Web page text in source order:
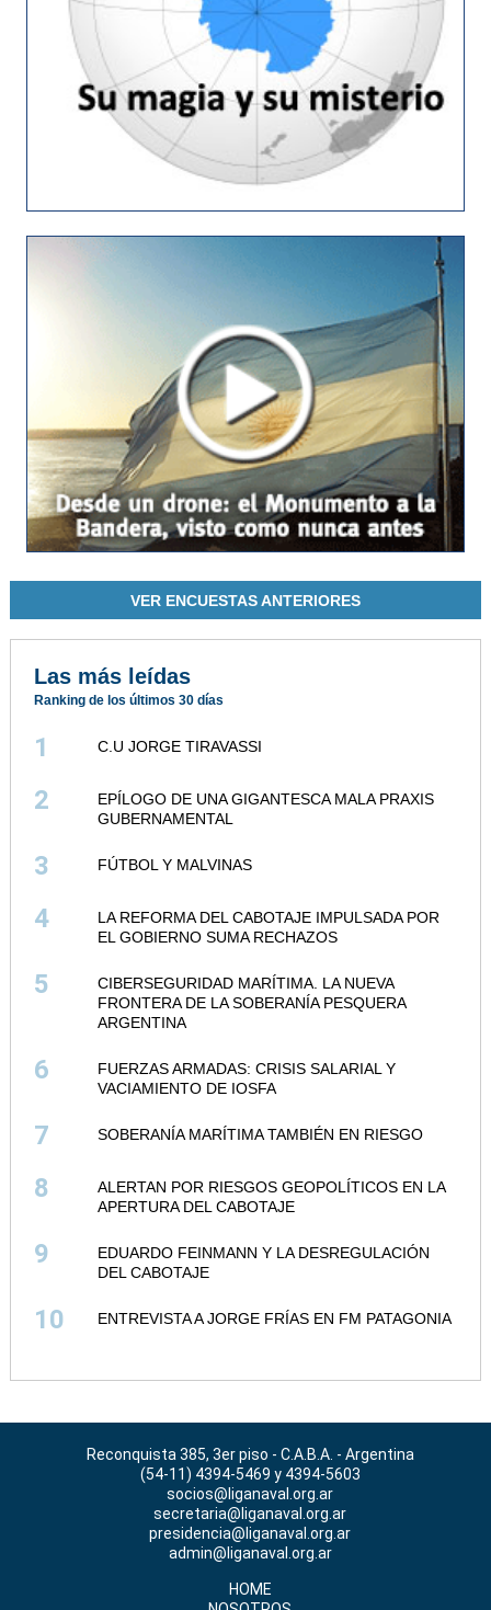
VER ENCUESTAS ANTERIORES
Las más leídas
Ranking de los últimos 30 días
1 C.U JORGE TIRAVASSI
2
EPÍLOGO DE UNA GIGANTESCA MALA PRAXIS
GUBERNAMENTAL
3 FÚTBOL Y MALVINAS
4
LA REFORMA DEL CABOTAJE IMPULSADA POR
EL GOBIERNO SUMA RECHAZOS
5
CIBERSEGURIDAD MARÍTIMA. LA NUEVA
FRONTERA DE LA SOBERANÍA PESQUERA
ARGENTINA
6
FUERZAS ARMADAS: CRISIS SALARIAL Y
VACIAMIENTO DE IOSFA
7 SOBERANÍA MARÍTIMA TAMBIÉN EN RIESGO
8
ALERTAN POR RIESGOS GEOPOLÍTICOS EN LA
APERTURA DEL CABOTAJE
9
EDUARDO FEINMANN Y LA DESREGULACIÓN
DEL CABOTAJE
10 ENTREVISTA A JORGE FRÍAS EN FM PATAGONIA
Reconquista 385, 3er piso - C.A.B.A. - Argentina
(54-11) 4394-5469 y 4394-5603
socios@liganaval.org.ar
secretaria@liganaval.org.ar
presidencia@liganaval.org.ar
admin@liganaval.org.ar
HOME